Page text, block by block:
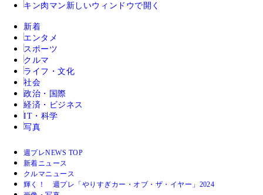
キン肉マン 新しいウィンドウで開く
新着
エンタメ
スポーツ
クルマ
ライフ・文化
社会
政治・国際
経済・ビジネス
IT・科学
写真
週プレNEWS TOP
新着ニュース
クルマニュース
輝く！ 週プレ「やりすぎカー・オブ・ザ・イヤー」2024